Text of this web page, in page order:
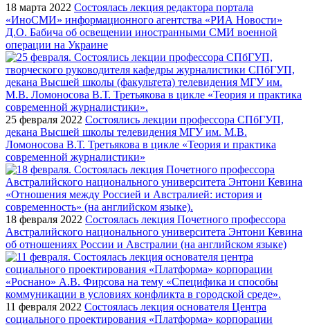
18 марта 2022 Состоялась лекция редактора портала
«ИноСМИ» информационного агентства «РИА Новости»
Д.О. Бабича об освещении иностранными СМИ военной
операции на Украине
25 февраля 2022 Состоялись лекции профессора СПбГУП,
декана Высшей школы телевидения МГУ им. М.В.
Ломоносова В.Т. Третьякова в цикле «Теория и практика
современной журналистики»
18 февраля 2022 Состоялась лекция Почетного профессора
Австралийского национального университета Энтони Кевина
об отношениях России и Австралии (на английском языке)
11 февраля 2022 Состоялась лекция основателя Центра
социального проектирования «Платформа» корпорации